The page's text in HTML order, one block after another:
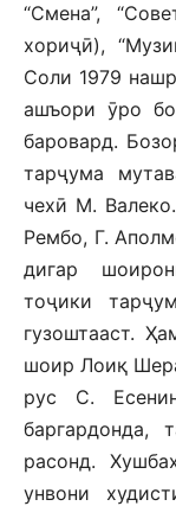
“Смена”,
хориҷӣ),
Соли 1979
ашъори ӯро
баровард.
тарҷума
чехӣ М.
Рембо, Г.
дигар
тоҷики
гузоштааст.
шоир Лоиқ
рус С.
баргардонда,
расонд.
унвони